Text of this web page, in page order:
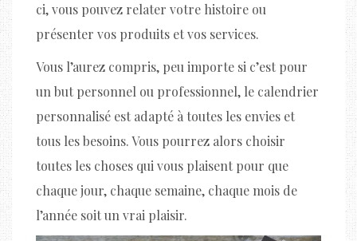
ci, vous pouvez relater votre histoire ou
présenter vos produits et vos services.
Vous l’aurez compris, peu importe si c’est pour
un but personnel ou professionnel, le calendrier
personnalisé est adapté à toutes les envies et
tous les besoins. Vous pourrez alors choisir
toutes les choses qui vous plaisent pour que
chaque jour, chaque semaine, chaque mois de
l’année soit un vrai plaisir.